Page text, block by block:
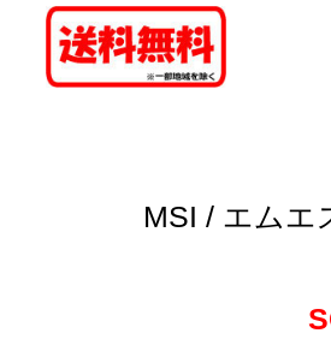
MSI / エムエ